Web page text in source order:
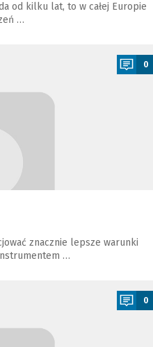
od kilku lat, to w całej Europie
…
0
znacznie lepsze warunki
…
0